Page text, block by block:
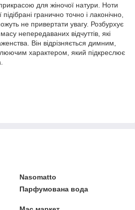
для жіночої натури. Ноти
гранично точно і лаконічно,
не привертати увагу. Розбурхує
непередаваних відчуттів, які
Він відрізняється димним,
характером, який підкреслює
Nasomatto
Парфумована вода